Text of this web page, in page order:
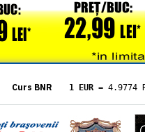
Curs BNR 1 EUR = 4.9774
= 5.8304
1 XAU= 464.4611